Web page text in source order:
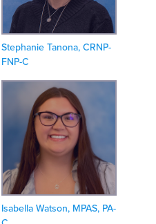
Stephanie Tanona, CRNP-
FNP-C
Isabella Watson, MPAS, PA-